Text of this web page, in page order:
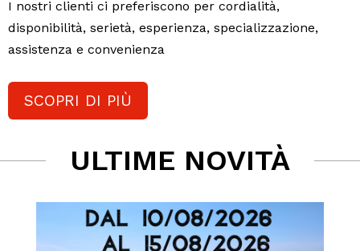
I nostri clienti ci preferiscono per cordialità,
disponibilità, serietà, esperienza, specializzazione,
assistenza e convenienza
SCOPRI DI PIÙ
ULTIME NOVITÀ